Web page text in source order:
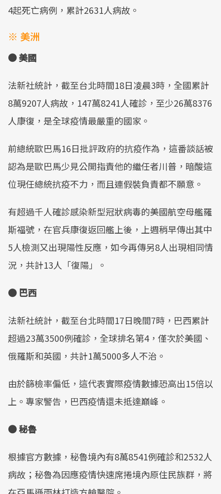
4起死亡病例，累計2631人病故。
※ 美洲
● 美國
法新社統計，截至台北時間18日凌晨3時，全國累計
8萬9207人病故，147萬8241人確診，至少26萬8376
人康復，是全球疫情最嚴重的國家。
前總統歐巴馬16日批評政府的抗疫作為，這番談話被
認為是歐巴馬少見公開指責他的繼任者川普，暗酸這
位現任總統抗疫不力，而且連假裝負責都不願意。
有超過千人確診感染新型冠狀病毒的美國航空母艦羅
斯福號，在官兵康復返回艦上後，上週稍早傳出其中
5人檢測又出現陽性反應，如今再傳另8人出現相同情
況，共計13人「復陽」。
● 巴西
法新社統計，截至台北時間17日晚間7時，巴西累計
超過23萬3500例確診，全球排名第4，僅次於美國、
俄羅斯和英國，共計1萬5000多人不治。
由於篩檢率偏低，這代表實際疫情數據恐高出15倍以
上。專家警告，巴西疫情還未抵達巔峰。
● 秘魯
根據官方數據，秘魯境內有8萬8541例確診和2532人
病故；秘魯為因應疫情快速席捲境內原住民族群，將